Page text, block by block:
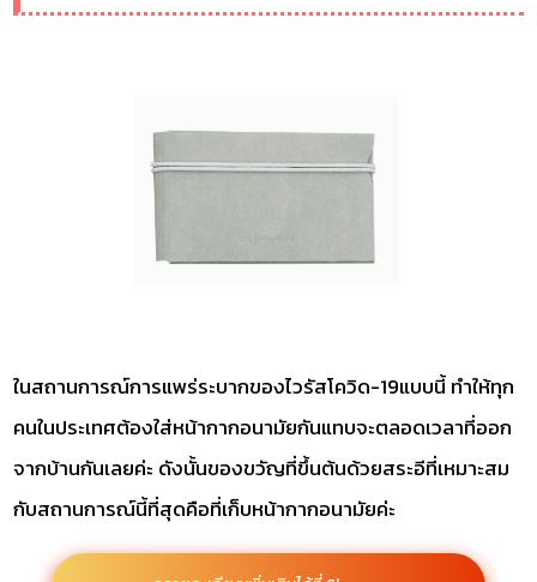
ในสถานการณ์การแพร่ระบากของไวรัสโควิด-19แบบนี้ ทำให้ทุก
คนในประเทศต้องใส่หน้ากากอนามัยกันแทบจะตลอดเวลาที่ออก
จากบ้านกันเลยค่ะ ดังนั้นของขวัญที่ขึ้นต้นด้วยสระอีที่เหมาะสม
กับสถานการณ์นี้ที่สุดคือที่เก็บหน้ากากอนามัยค่ะ